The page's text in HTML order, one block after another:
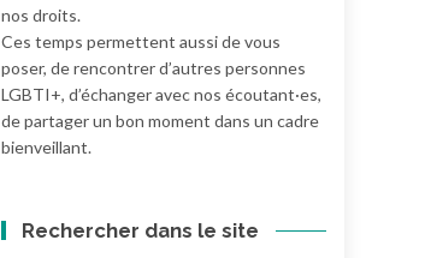
nos droits.
Ces temps permettent aussi de vous
poser, de rencontrer d’autres personnes
LGBTI+, d’échanger avec nos écoutant·es,
de partager un bon moment dans un cadre
bienveillant.
Rechercher dans le site